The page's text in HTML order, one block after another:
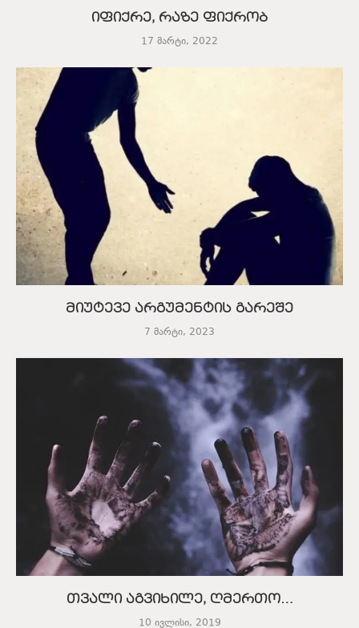
იფიქრე, რაზე ფიქრობ
17 მარტი, 2022
მიუტევე არგუმენტის გარეშე
7 მარტი, 2023
თვალი აგვიხილე, ღმერთო…
10 ივლისი, 2019